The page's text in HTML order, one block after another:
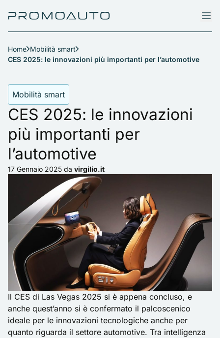
Home Mobilità smart
CES 2025: le innovazioni più importanti per l’automotive
Mobilità smart
CES 2025: le innovazioni
più importanti per
l’automotive
17 Gennaio 2025 da virgilio.it
Il CES di Las Vegas 2025 si è appena concluso, e
anche quest’anno si è confermato il palcoscenico
ideale per le innovazioni tecnologiche anche per
quanto riguarda il settore automotive. Tra intelligenza